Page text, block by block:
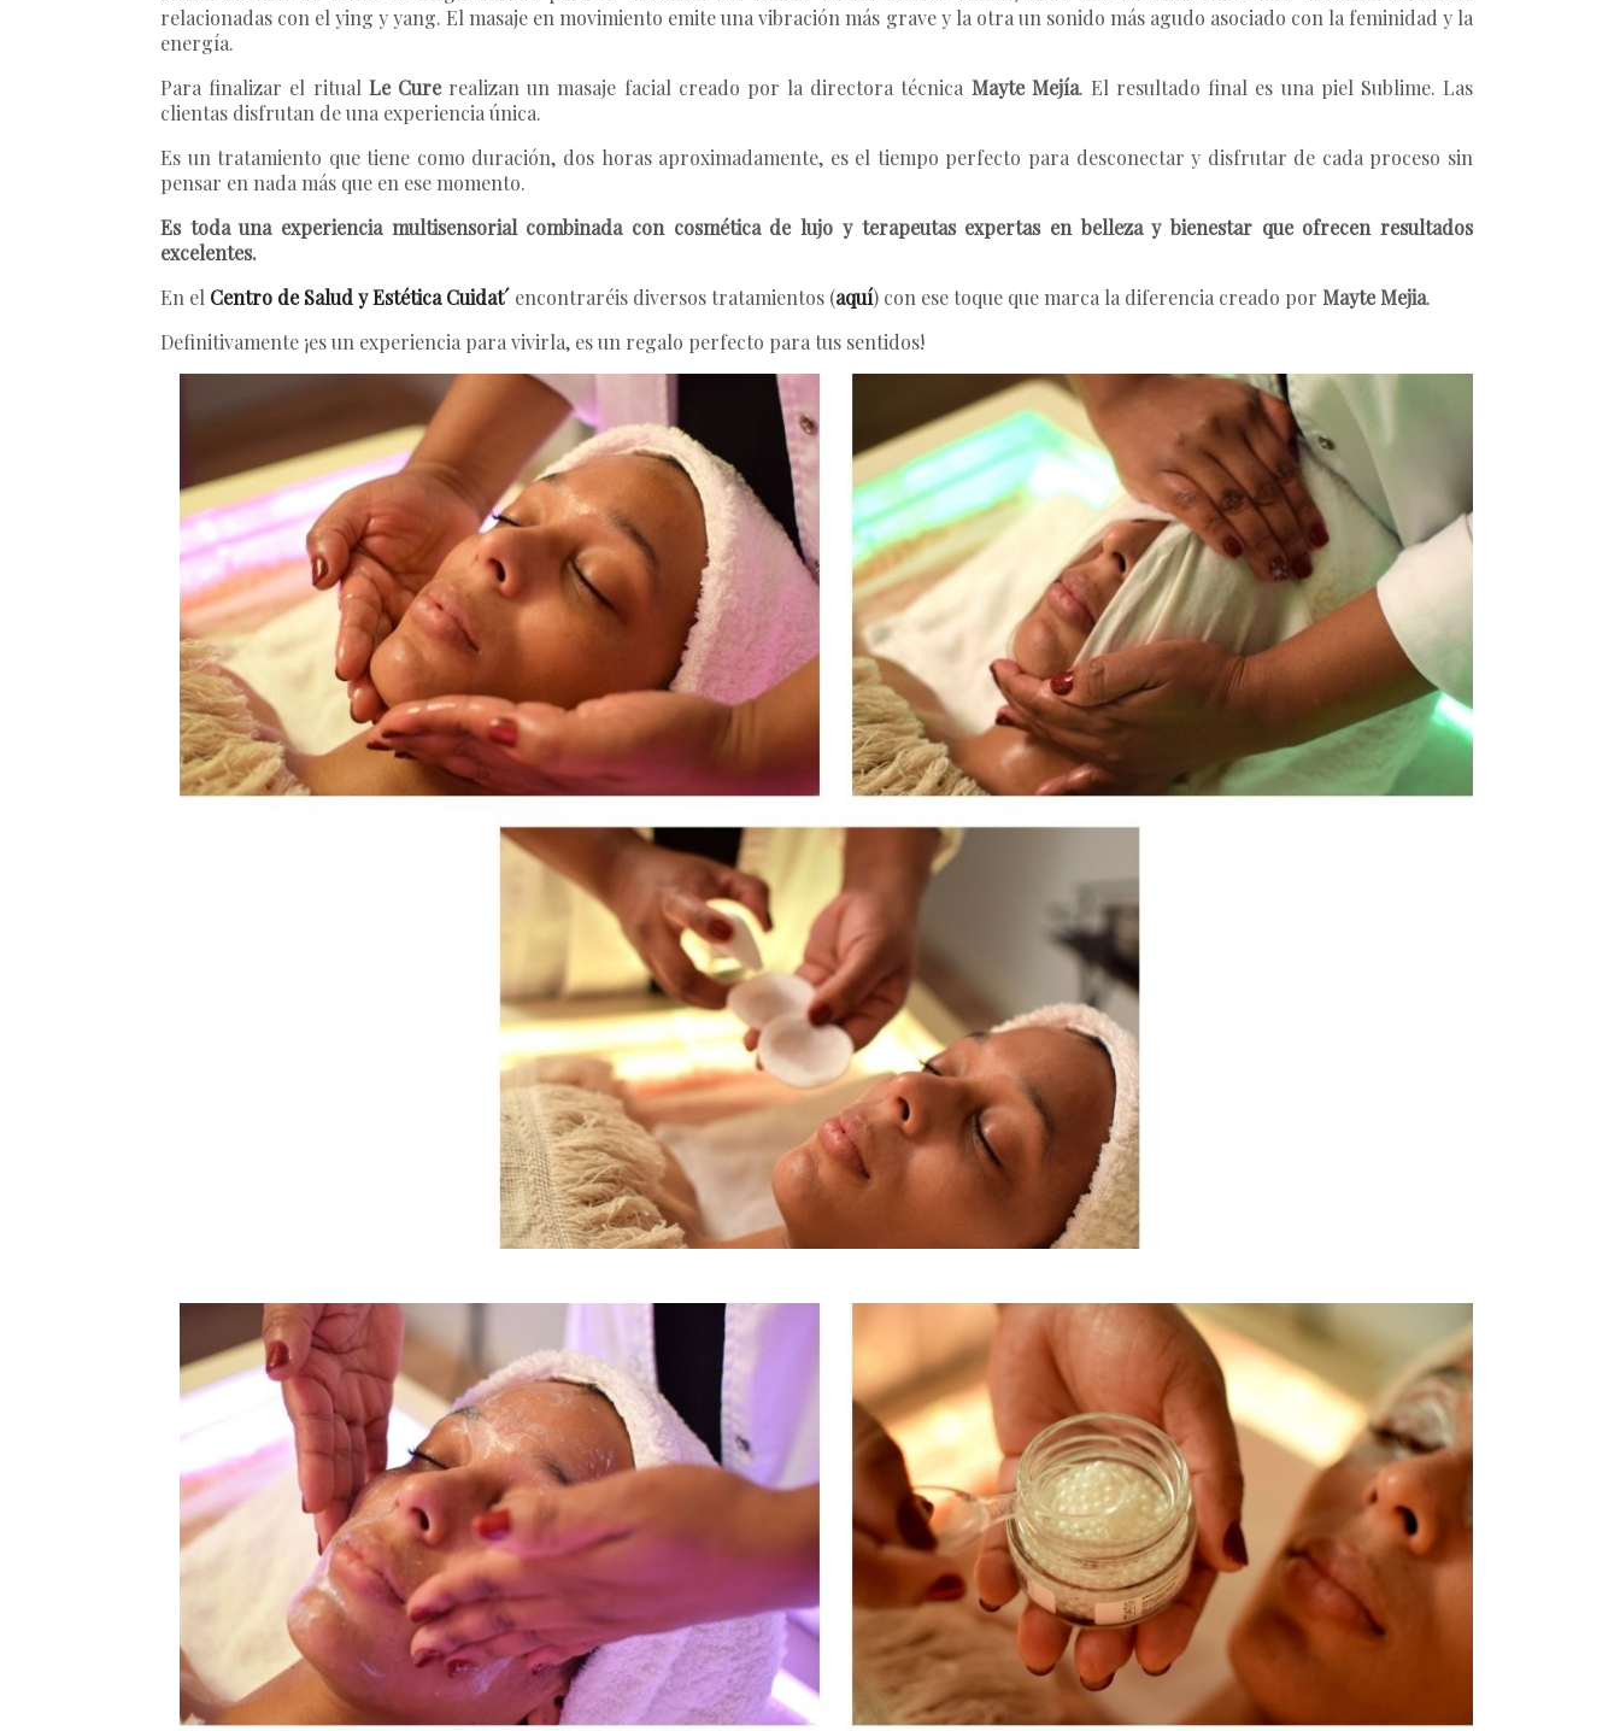
relacionadas con el ying y yang. El masaje en movimiento emite una vibración más grave y la otra un sonido más agudo asociado con la feminidad y la
energía.
Para finalizar el ritual Le Cure realizan un masaje facial creado por la directora técnica Mayte Mejía. El resultado final es una piel Sublime. Las
clientas disfrutan de una experiencia única.
Es un tratamiento que tiene como duración, dos horas aproximadamente, es el tiempo perfecto para desconectar y disfrutar de cada proceso sin
pensar en nada más que en ese momento.
Es toda una experiencia multisensorial combinada con cosmética de lujo y terapeutas expertas en belleza y bienestar que ofrecen resultados
excelentes.
En el Centro de Salud y Estética Cuidat´ encontraréis diversos tratamientos (aquí) con ese toque que marca la diferencia creado por Mayte Mejia.
Definitivamente ¡es un experiencia para vivirla, es un regalo perfecto para tus sentidos!